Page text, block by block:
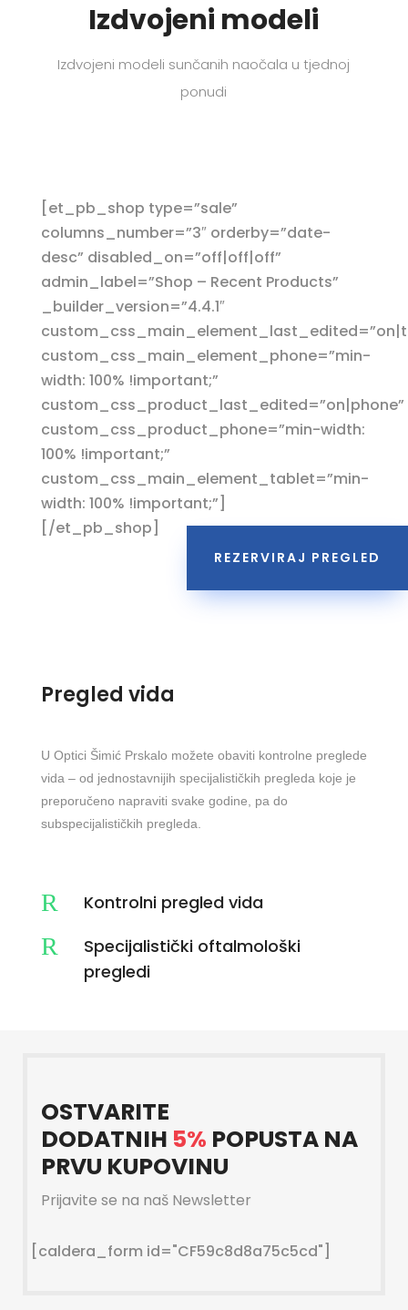
Izdvojeni modeli
Izdvojeni modeli sunčanih naočala u tjednoj
ponudi
[et_pb_shop type=”sale”
columns_number=”3″ orderby=”date-
desc” disabled_on=”off|off|off”
admin_label=”Shop – Recent Products”
_builder_version=”4.4.1″
custom_css_main_element_phone=”min-
width: 100% !important;”
custom_css_product_last_edited=”on|phone”
custom_css_product_phone=”min-width:
100% !important;”
custom_css_main_element_tablet=”min-
width: 100% !important;”]
[/et_pb_shop]
REZERVIRAJ PREGLED
Pregled vida
U Optici Šimić Prskalo možete obaviti kontrolne preglede
vida – od jednostavnijih specijalističkih pregleda koje je
preporučeno napraviti svake godine, pa do
subspecijalističkih pregleda.
R Kontrolni pregled vida
R
Specijalistički oftalmološki
pregledi
OSTVARITE
DODATNIH 5% POPUSTA NA
PRVU KUPOVINU
Prijavite se na naš Newsletter
[caldera_form id="CF59c8d8a75c5cd"]